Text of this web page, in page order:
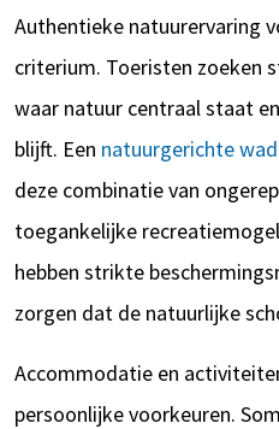
Authentieke natuurervaring
criterium. Toeristen zoeken
waar natuur centraal staat
blijft. Een natuurgerichte
deze combinatie van
toegankelijke
hebben strikte
zorgen dat de natuurlijke
Accommodatie en
persoonlijke voorkeuren.